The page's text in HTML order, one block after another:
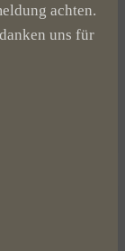
achten.
uns für